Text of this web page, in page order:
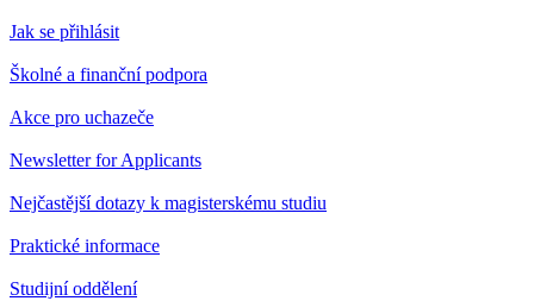
Jak se přihlásit
Školné a finanční podpora
Akce pro uchazeče
Newsletter for Applicants
Nejčastější dotazy k magisterskému studiu
Praktické informace
Studijní oddělení